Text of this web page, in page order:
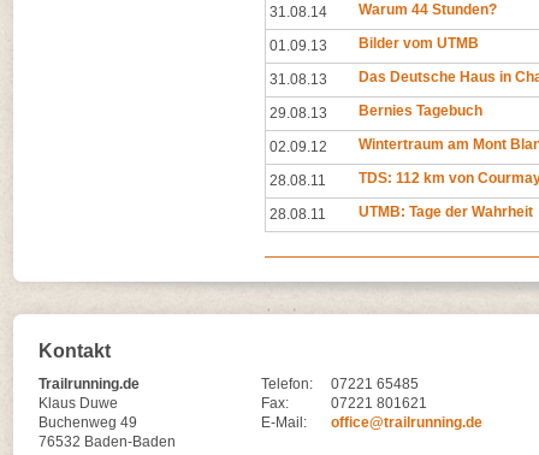
31.08.14 Warum 44 Stunden?
01.09.13 Bilder vom UTMB
31.08.13 Das Deutsche Haus in
29.08.13 Bernies Tagebuch
02.09.12 Wintertraum am Mont
28.08.11 TDS: 112 km von
28.08.11 UTMB: Tage der Wahrheit
Kontakt
Trailrunning.de
Klaus Duwe
Buchenweg 49
76532 Baden-Baden
Telefon:
07221 65485
Fax:
07221 801621
E-Mail:
office@trailrunning.de